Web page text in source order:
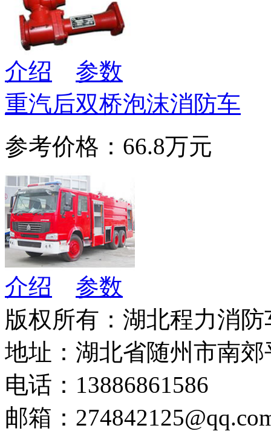
介绍
参数
重汽后双桥泡沫消防车
参考价格：66.8万元
介绍
参数
版权所有：湖北程力消
地址：湖北省随州市南
电话：13886861586
邮箱：